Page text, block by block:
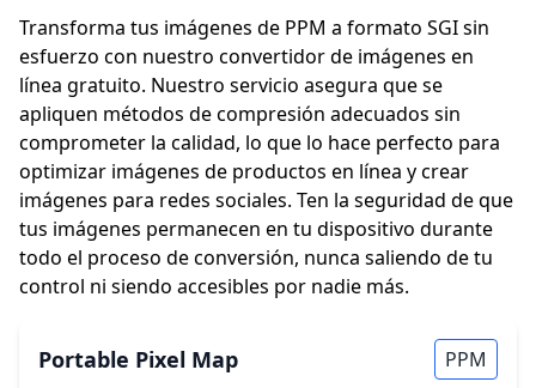
Transforma tus imágenes de PPM a formato SGI sin
esfuerzo con nuestro convertidor de imágenes en
línea gratuito. Nuestro servicio asegura que se
apliquen métodos de compresión adecuados sin
comprometer la calidad, lo que lo hace perfecto para
optimizar imágenes de productos en línea y crear
imágenes para redes sociales. Ten la seguridad de que
tus imágenes permanecen en tu dispositivo durante
todo el proceso de conversión, nunca saliendo de tu
control ni siendo accesibles por nadie más.
Portable Pixel Map PPM